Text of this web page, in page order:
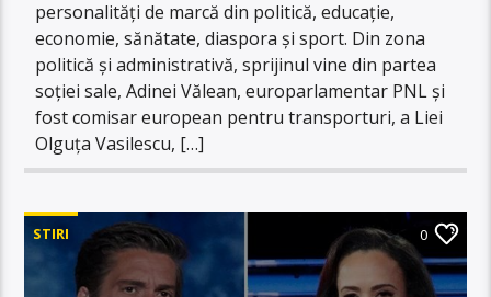
personalități de marcă din politică, educație,
economie, sănătate, diaspora și sport. Din zona
politică și administrativă, sprijinul vine din partea
soției sale, Adinei Vălean, europarlamentar PNL și
fost comisar european pentru transporturi, a Liei
Olguța Vasilescu, […]
STIRI 0